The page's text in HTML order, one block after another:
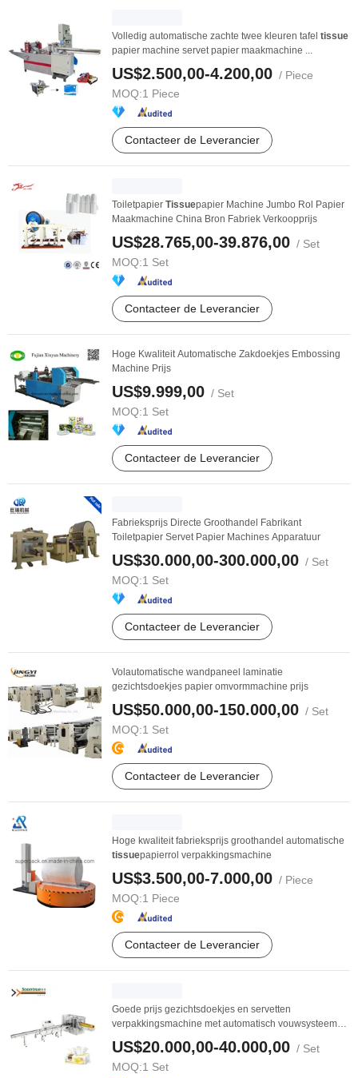
Volledig automatische zachte twee kleuren tafel tissue
papier machine servet papier maakmachine ...
US$2.500,00-4.200,00 / Piece
MOQ:1 Piece
Contacteer de Leverancier
Toiletpapier Tissuepapier Machine Jumbo Rol Papier
Maakmachine China Bron Fabriek Verkoopprijs
US$28.765,00-39.876,00 / Set
MOQ:1 Set
Contacteer de Leverancier
Hoge Kwaliteit Automatische Zakdoekjes Embossing
Machine Prijs
US$9.999,00 / Set
MOQ:1 Set
Contacteer de Leverancier
Fabrieksprijs Directe Groothandel Fabrikant
Toiletpapier Servet Papier Machines Apparatuur
US$30.000,00-300.000,00 / Set
MOQ:1 Set
Contacteer de Leverancier
Volautomatische wandpaneel laminatie
gezichtsdoekjes papier omvormmachine prijs
US$50.000,00-150.000,00 / Set
MOQ:1 Set
Contacteer de Leverancier
Hoge kwaliteit fabrieksprijs groothandel automatische
tissuepapierrol verpakkingsmachine
US$3.500,00-7.000,00 / Piece
MOQ:1 Piece
Contacteer de Leverancier
Goede prijs gezichtsdoekjes en servetten
verpakkingsmachine met automatisch vouwsysteem
speciale ...
US$20.000,00-40.000,00 / Set
MOQ:1 Set